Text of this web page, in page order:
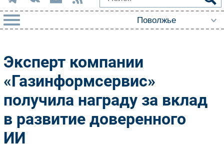
Импорто­замещение
Автоматизация Промышленности
Интернет
Мобильная связь
Фиксированная связь
Интеграция
Эксперт компании
«Газинформсервис»
получила награду за вклад
в развитие доверенного
ИИ